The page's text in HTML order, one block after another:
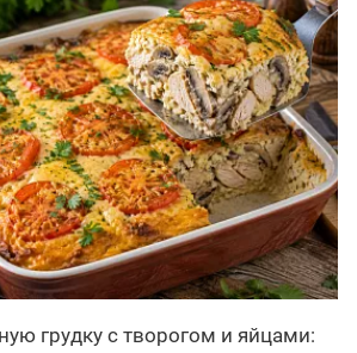
грудку с творогом и яйцами: